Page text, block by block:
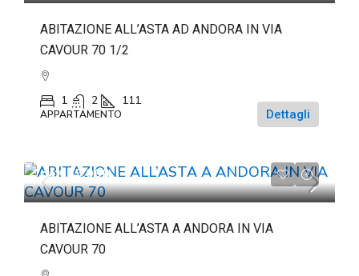
ABITAZIONE ALL’ASTA AD ANDORA IN VIA
CAVOUR 70 1/2
1 2 111
APPARTAMENTO Dettagli
da€69.060
ABITAZIONE ALL’ASTA A ANDORA IN VIA
CAVOUR 70